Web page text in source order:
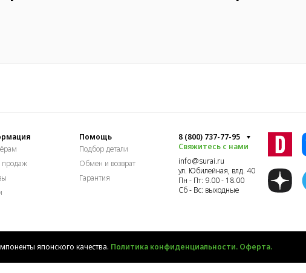
продаж
Помощь
Подбор детали
Обмен и возврат
Гарантия
8 (800) 737-77-95
Свяжитесь с нами
info@surai.ru
ул. Юбилейная, влд. 40
Пн - Пт: 9.00 - 18.00
Сб - Вс: выходные
японского качества. Политика конфиденциальности. Оферта.